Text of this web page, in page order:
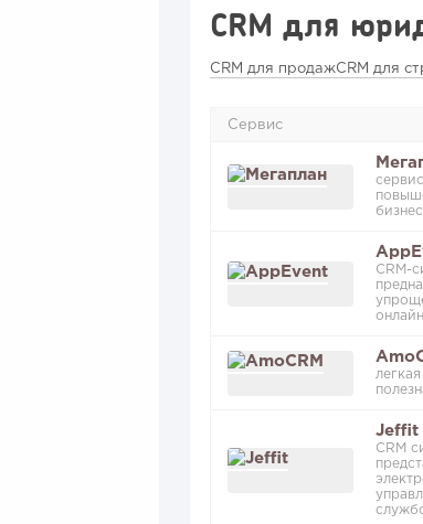
CRM для
CRM для продажCRM для
Сервис
CRM-
Jeffit
CRM